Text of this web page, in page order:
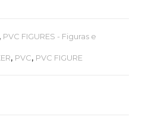
, PVC FIGURES - Figuras e
, PVC, PVC FIGURE